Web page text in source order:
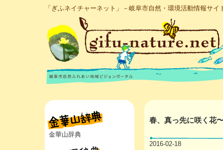
「ぎふネイチャーネット」－岐阜市自然・環境活動情報サイ
金華山辞典
春、真っ先に咲く花
2016-02-18